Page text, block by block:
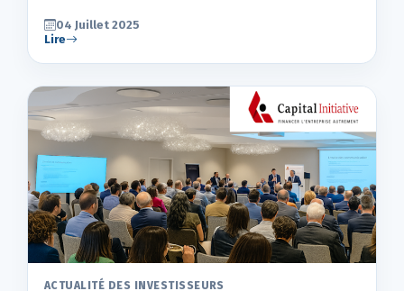
04 Juillet 2025
Lire
ACTUALITÉ DES INVESTISSEURS